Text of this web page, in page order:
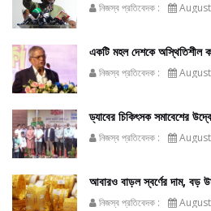
নিজস্ব প্রতিবেদক :
একটি মহল দেশকে অস্থিতিশীল
নিজস্ব প্রতিবেদক :
ড্যাবের চিকিৎসক সমাবেশের
নিজস্ব প্রতিবেদক :
আবারও বাড়ল স্বর্ণের দাম, বড়
নিজস্ব প্রতিবেদক :